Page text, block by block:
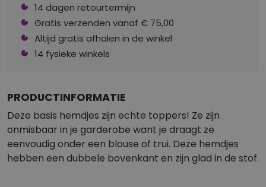
14 dagen retourtermijn
Gratis verzenden vanaf € 75,00
Altijd gratis afhalen in de winkel
14 fysieke winkels
PRODUCTINFORMATIE
Deze basis hemdjes zijn echte toppers! Ze zijn
onmisbaar in je garderobe want je draagt ze
eenvoudig onder een blouse of trui. Deze hemdjes
hebben een dubbele bovenkant en zijn glad in de stof.